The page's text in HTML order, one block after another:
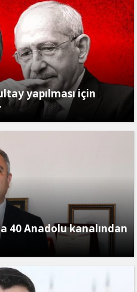
yapılması için
40 Anadolu kanalından